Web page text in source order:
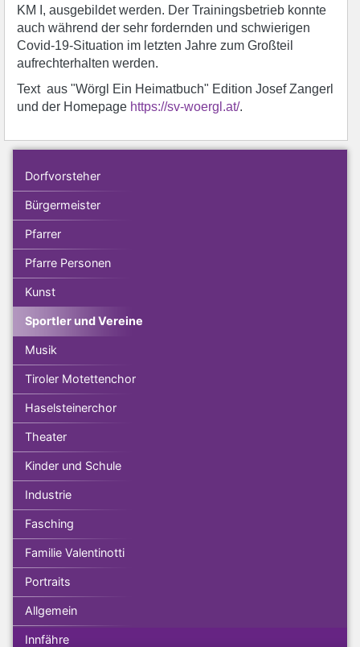
KM I, ausgebildet werden. Der Trainingsbetrieb konnte
auch während der sehr fordernden und schwierigen
Covid-19-Situation im letzten Jahre zum Großteil
aufrechterhalten werden.
Text aus "Wörgl Ein Heimatbuch" Edition Josef Zangerl
und der Homepage https://sv-woergl.at/.
Dorfvorsteher
Bürgermeister
Pfarrer
Pfarre Personen
Kunst
Sportler und Vereine
Musik
Tiroler Motettenchor
Haselsteinerchor
Theater
Kinder und Schule
Industrie
Fasching
Familie Valentinotti
Portraits
Allgemein
Innfähre